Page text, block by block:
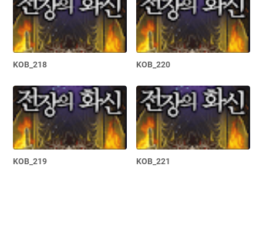
KOB_218 KOB_220
KOB_219 KOB_221